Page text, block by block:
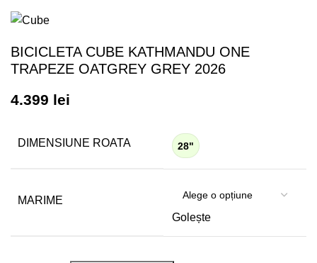
BICICLETA CUBE KATHMANDU ONE
TRAPEZE OATGREY GREY 2026
4.399 lei
DIMENSIUNE ROATA 28"
MARIME
Golește